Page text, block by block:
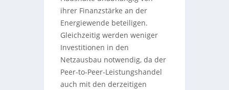
ihrer Finanzstärke an der
Energiewende beteiligen.
Gleichzeitig werden weniger
Investitionen in den
Netzausbau notwendig, da der
Peer-to-Peer-Leistungshandel
auch mit den derzeitigen